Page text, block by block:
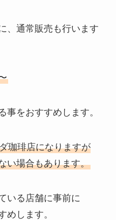
、通常販売も行います
事をおすすめします。
珈琲店になりますが
い場合もあります。
いる店舗に事前に
めします。